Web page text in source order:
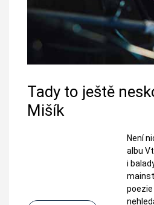
Tady to ještě
Mišík
Není
albu
i